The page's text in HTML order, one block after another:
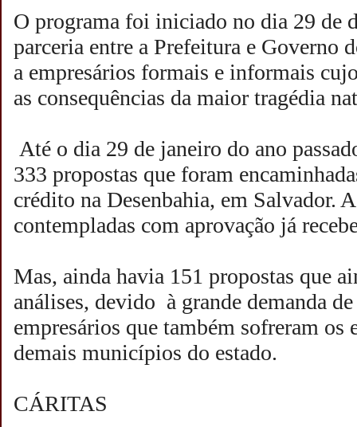
O programa foi iniciado no dia 29 de
parceria entre a Prefeitura e Governo
a empresários formais e informais
as consequências da maior tragédia
Até o dia 29 de janeiro do ano
333 propostas que foram
crédito na Desenbahia, em Salvador.
contempladas com aprovação já
Mas, ainda havia 151 propostas que
análises, devido à grande demanda de
empresários que também sofreram os
demais municípios do estado.
CÁRITAS